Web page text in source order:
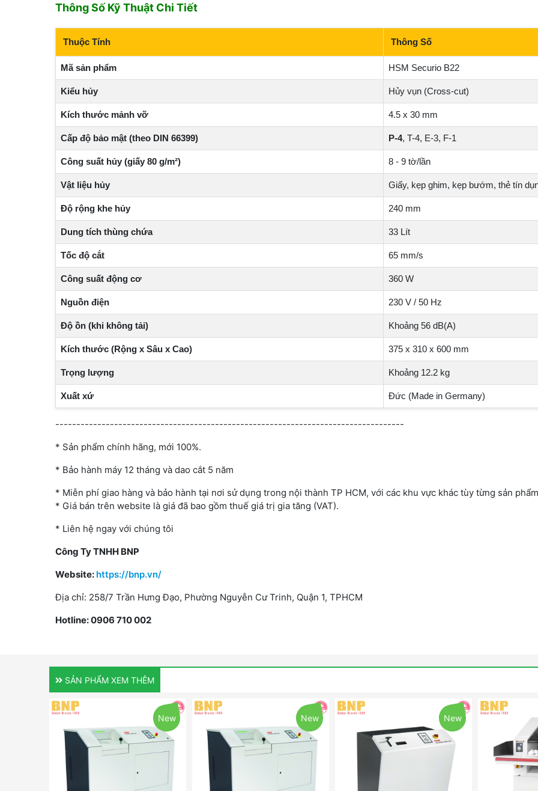
Thông Số Kỹ Thuật Chi Tiết
Thuộc Tính Thông Số
Mã sản phẩm HSM Securio B22
Kiểu hủy Hủy vụn (Cross-cut)
Kích thước mảnh vỡ 4.5 x 30 mm
Cấp độ bảo mật (theo DIN 66399) P-4, T-4, E-3, F-1
Công suất hủy (giấy 80 g/m²) 8 - 9 tờ/lần
Vật liệu hủy Giấy, kẹp ghim, kẹp bướm, thẻ tín
Độ rộng khe hủy 240 mm
Dung tích thùng chứa 33 Lít
Tốc độ cắt 65 mm/s
Công suất động cơ 360 W
Nguồn điện 230 V / 50 Hz
Độ ồn (khi không tải) Khoảng 56 dB(A)
Kích thước (Rộng x Sâu x Cao) 375 x 310 x 600 mm
Trọng lượng Khoảng 12.2 kg
Xuất xứ Đức (Made in Germany)
-----------------------------------------------------------------------------------
* Sản phẩm chính hãng, mới 100%.
* Bảo hành máy 12 tháng và dao cắt 5 năm
* Miễn phí giao hàng và bảo hành tại nơi sử dụng trong nội thành TP HCM, với các khu vực khác tùy từng sản
* Giá bán trên website là giá đã bao gồm thuế giá trị gia tăng (VAT).
* Liên hệ ngay với chúng tôi
Công Ty TNHH BNP
Website: https://bnp.vn/
Địa chỉ: 258/7 Trần Hưng Đạo, Phường Nguyễn Cư Trinh, Quận 1, TPHCM
Hotline: 0906 710 002
SẢN PHẨM XEM THÊM
New New New